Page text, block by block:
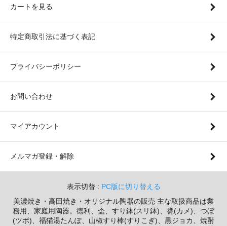
カートを見る
特定商取引法に基づく表記
プライバシーポリシー
お問い合わせ
マイアカウント
メルマガ登録・解除
表示切替 : PC版に切り替える
美濃焼き・高田焼き・オリジナル陶器の販売 主な取扱商品は業
務用、家庭用陶器。徳利、盃、すり鉢(スリ鉢)、甕(カメ)、つぼ
(ツボ)、福猫湯たんぽ、山椒すり棒(すりこぎ)、黒ジョカ、焼酎